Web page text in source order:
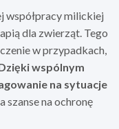
współpracy milickiej
dla zwierząt. Tego
w przypadkach,
wspólnym
na sytuacje
szanse na ochronę